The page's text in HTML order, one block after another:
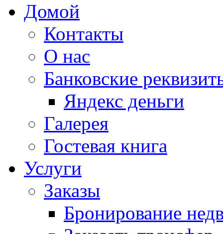
Домой
Контакты
О нас
Банковские
Яндекс деньги
Галерея
Гостевая книга
Услуги
Заказы
Бронирование